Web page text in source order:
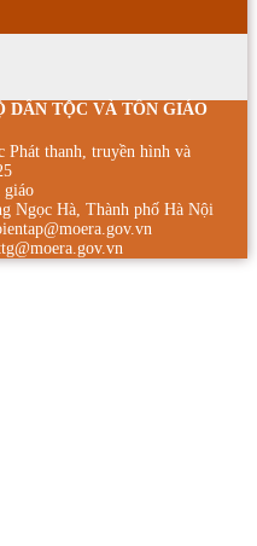
DÂN TỘC VÀ TÔN GIÁO
thanh, truyền hình và
giáo
Ngọc Hà, Thành phố Hà Nội